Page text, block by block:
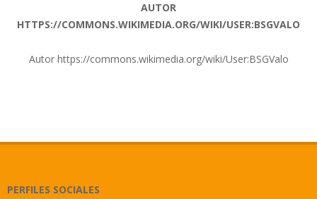
AUTOR
HTTPS://COMMONS.WIKIMEDIA.ORG/WIKI/USER:BSGVALO
Autor https://commons.wikimedia.org/wiki/User:BSGValo
PERFILES SOCIALES